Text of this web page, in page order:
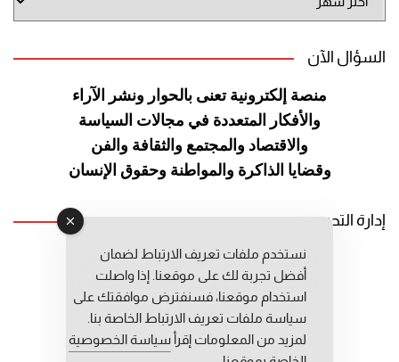
الموقع
السؤال الآن
منصة إلكترونية تعنى بالحوار ونشر الآراء
والأفكار المتعددة في مجالات السياسة
والاقتصاد والمجتمع والثقافة والفن
وقضايا الذاكرة والمواطنة وحقوق الإنسان
إدارة التحرير
رئيس التحرير: عبد الرحيم التوراني
رئيس التحرير المساعد: المعطي قبال
مديرة التحرير: فاطمة حوحو
نستخدم ملفات تعريف الارتباط لضمان
أفضل تجربة لك على موقعنا. إذا واصلت
استخدام موقعنا، فسنفترض موافقتك على
سياسة ملفات تعريف الارتباط الخاصة بنا.
لمزيد من المعلومات إقرأ سياسة الخصوصية